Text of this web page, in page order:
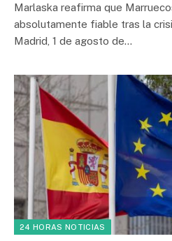
Marlaska reafirma que
absolutamente fiable tras la
Madrid, 1 de agosto de…
24 HORAS NOTICIAS